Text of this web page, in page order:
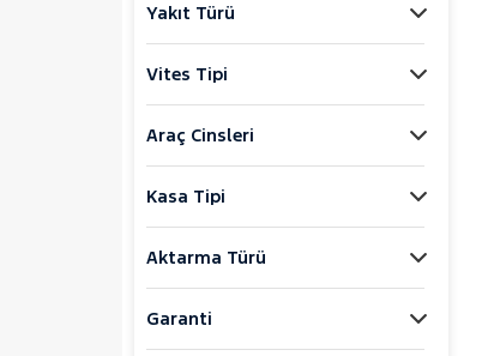
Iveco
KIA
LANCIA
MAN
MERCEDES-BENZ
MINI
Yakıt Türü
Vites Tipi
Araç Cinsleri
Kasa Tipi
Aktarma Türü
Garanti